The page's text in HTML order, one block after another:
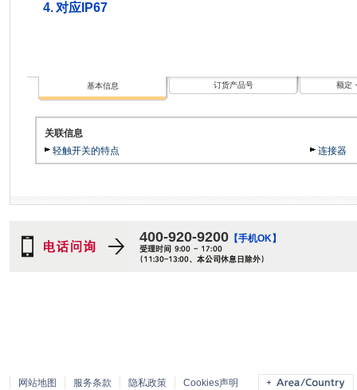
4. 对应IP67
基本信息 订货产品号 额定
关联信息
轻触开关的特点
连接器
400-920-9200 【手机OK】
网站地图 服务条款 隐私政策 Cookies声明